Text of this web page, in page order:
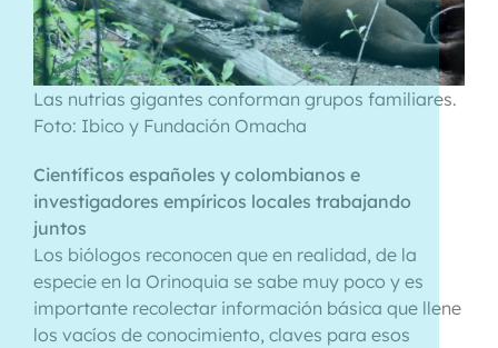
Las nutrias gigantes conforman grupos familiares.
Foto: Ibico y Fundación Omacha
Científicos españoles y colombianos e
investigadores empíricos locales trabajando
juntos
Los biólogos reconocen que en realidad, de la
especie en la Orinoquia se sabe muy poco y es
importante recolectar información básica que llene
los vacíos de conocimiento, claves para esos